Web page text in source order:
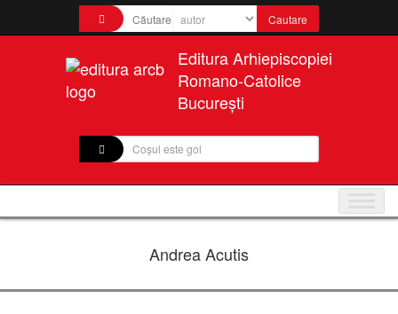
Editura Arhiepiscopiei
Romano-Catolice
București
Coșul este gol
Andrea Acutis